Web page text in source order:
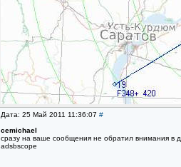
Дата: 25 Май 2011 11:36:07 #
cemichael
сразу на ваше сообщения не обратил внимания в
adsbscope